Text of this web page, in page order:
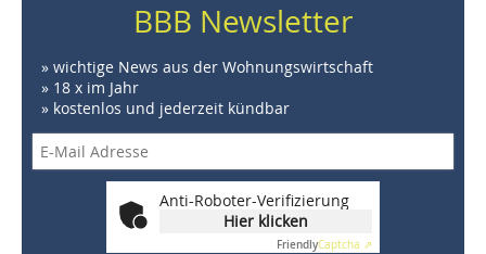
BBB Newsletter
» wichtige News aus der Wohnungswirtschaft
» 18 x im Jahr
» kostenlos und jederzeit kündbar
Anti-Roboter-Verifizierung
Hier klicken
FriendlyCaptcha ⇗